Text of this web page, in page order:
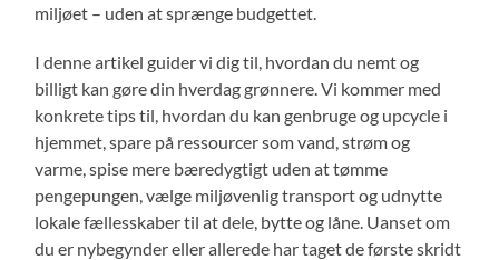
miljøet – uden at sprænge budgettet.
I denne artikel guider vi dig til, hvordan du nemt og
billigt kan gøre din hverdag grønnere. Vi kommer med
konkrete tips til, hvordan du kan genbruge og upcycle i
hjemmet, spare på ressourcer som vand, strøm og
varme, spise mere bæredygtigt uden at tømme
pengepungen, vælge miljøvenlig transport og udnytte
lokale fællesskaber til at dele, bytte og låne. Uanset om
du er nybegynder eller allerede har taget de første skridt